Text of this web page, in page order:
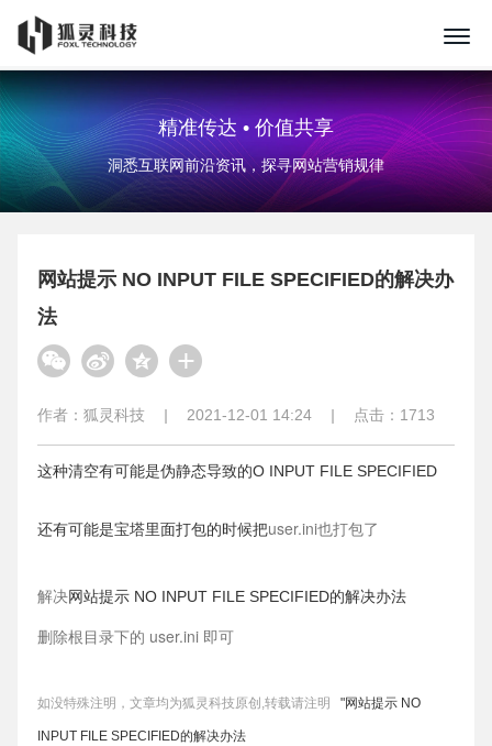
精准传达 • 价值共享
洞悉互联网前沿资讯，探寻网站营销规律
网站提示 NO INPUT FILE SPECIFIED的解决办
法
作者： 狐灵科技 | 2021-12-01 14:24 | 点击： 1713
这种清空有可能是伪静态导致的O INPUT FILE SPECIFIED
还有可能是宝塔里面打包的时候把user.ini也打包了
解决网站提示 NO INPUT FILE SPECIFIED的解决办法
删除根目录下的 user.ini 即可
如没特殊注明，文章均为狐灵科技原创,转载请注明 "网站提示 NO
INPUT FILE SPECIFIED的解决办法